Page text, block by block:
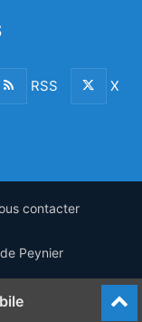
RSS X
contacter
Peynier